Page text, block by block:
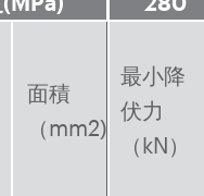
面積
（mm2)
最小降
伏力
（kN）